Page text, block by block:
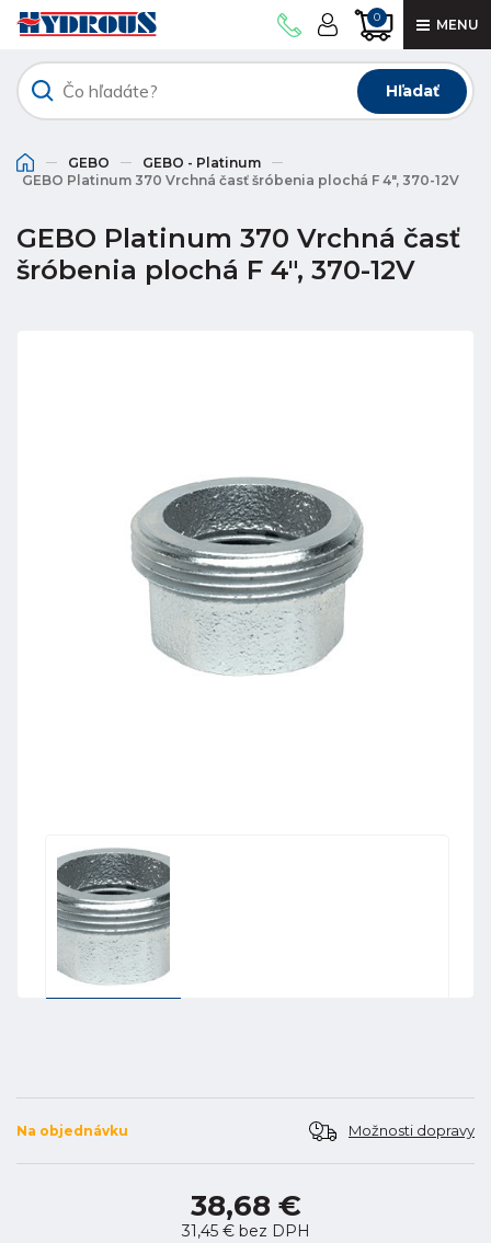
0 MENU
Hľadať
GEBO
GEBO - Platinum
GEBO Platinum 370 Vrchná časť šróbenia plochá F 4", 370-12V
GEBO Platinum 370 Vrchná časť
šróbenia plochá F 4", 370-12V
Na objednávku Možnosti dopravy
38,68 €
31,45 €bez DPH